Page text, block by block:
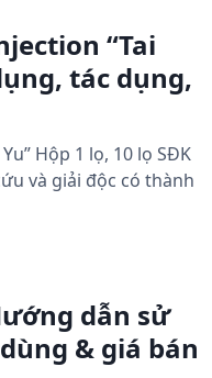
“Tai
tác dụng,
Hộp 1 lọ, 10 lọ SĐK
và giải độc có thành
dẫn sử
& giá bán